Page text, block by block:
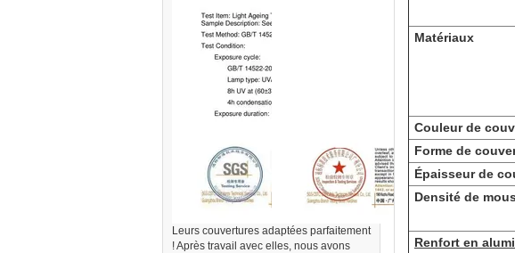
Leurs couvertures adaptées parfaitement
! Après travail avec elles, nous avons
Matériaux
Couleur de
Forme de
Épaisseur de
Densité de
Renfort en